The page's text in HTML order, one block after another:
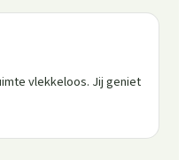
vlekkeloos. Jij geniet